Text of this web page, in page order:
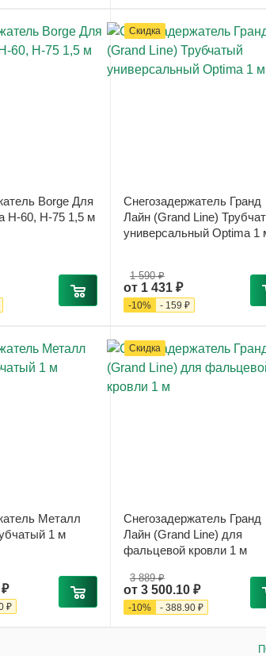
Borge Для
Н-60, Н-75 1,5 м
Скидка
Снегозадержатель Гранд
Лайн (Grand Line)
универсальный Optima 1
от 1 431 ₽
1 590 ₽
-10% - 159 ₽
Металл
1 м
₽
Скидка
Снегозадержатель Гранд
Лайн (Grand Line) для
фальцевой кровли 1 м
от 3 500.10 ₽
3 889 ₽
-10% - 388.90 ₽